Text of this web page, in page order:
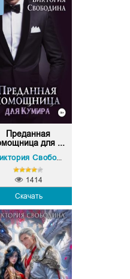
Преданная
для ...
Виктория Свободина
Скачать
1414